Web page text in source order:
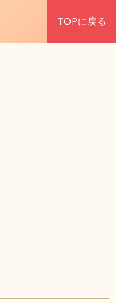
TOPに戻る